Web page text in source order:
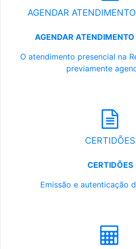
AGENDAR
AGENDAR
O atendimento presencial na
previamente
CERTIDÕES
CERTIDÕES
Emissão e autenticação